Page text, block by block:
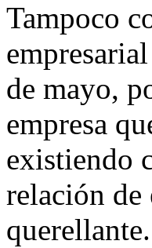
Tampoco
de mayo,
empresa
existiendo
relación de
querellante.